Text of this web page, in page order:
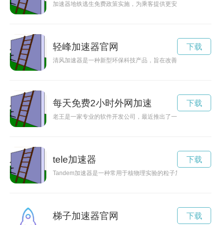
加速器地铁逃生免费政策实施，为乘客提供更安全的出行环境。
轻峰加速器官网
清风加速器是一种新型环保科技产品，旨在改善空气质量，净
下载
每天免费2小时外网加速
老王是一家专业的软件开发公司，最近推出了一款加速NPV下
下载
tele加速器
Tandem加速器是一种常用于核物理实验的粒子加速器，通过
下载
梯子加速器官网 下载